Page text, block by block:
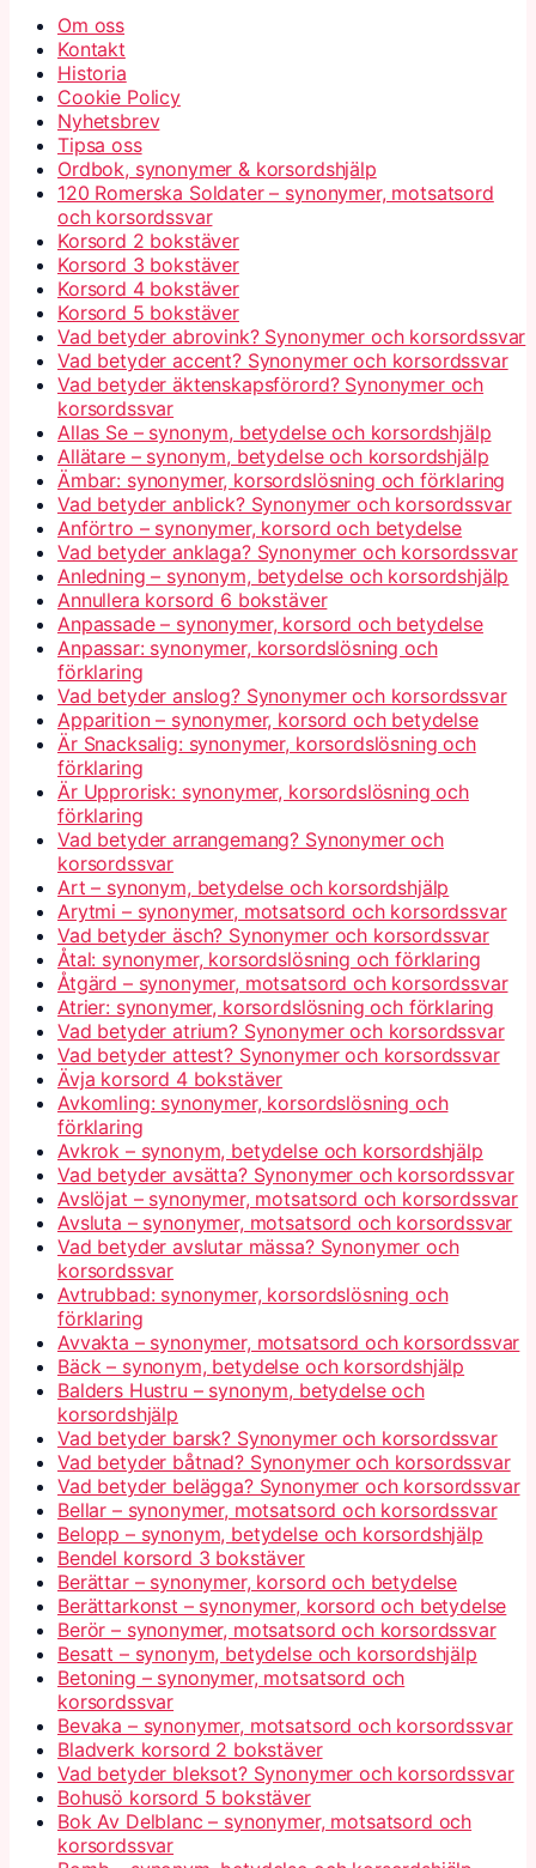
Om oss
Kontakt
Historia
Cookie Policy
Nyhetsbrev
Tipsa oss
Ordbok, synonymer & korsordshjälp
120 Romerska Soldater – synonymer, motsatsord
och korsordssvar
Korsord 2 bokstäver
Korsord 3 bokstäver
Korsord 4 bokstäver
Korsord 5 bokstäver
Vad betyder abrovink? Synonymer och korsordssvar
Vad betyder accent? Synonymer och korsordssvar
Vad betyder äktenskapsförord? Synonymer och
korsordssvar
Allas Se – synonym, betydelse och korsordshjälp
Allätare – synonym, betydelse och korsordshjälp
Ämbar: synonymer, korsordslösning och förklaring
Vad betyder anblick? Synonymer och korsordssvar
Anförtro – synonymer, korsord och betydelse
Vad betyder anklaga? Synonymer och korsordssvar
Anledning – synonym, betydelse och korsordshjälp
Annullera korsord 6 bokstäver
Anpassade – synonymer, korsord och betydelse
Anpassar: synonymer, korsordslösning och
förklaring
Vad betyder anslog? Synonymer och korsordssvar
Apparition – synonymer, korsord och betydelse
Är Snacksalig: synonymer, korsordslösning och
förklaring
Är Upprorisk: synonymer, korsordslösning och
förklaring
Vad betyder arrangemang? Synonymer och
korsordssvar
Art – synonym, betydelse och korsordshjälp
Arytmi – synonymer, motsatsord och korsordssvar
Vad betyder äsch? Synonymer och korsordssvar
Åtal: synonymer, korsordslösning och förklaring
Åtgärd – synonymer, motsatsord och korsordssvar
Atrier: synonymer, korsordslösning och förklaring
Vad betyder atrium? Synonymer och korsordssvar
Vad betyder attest? Synonymer och korsordssvar
Ävja korsord 4 bokstäver
Avkomling: synonymer, korsordslösning och
förklaring
Avkrok – synonym, betydelse och korsordshjälp
Vad betyder avsätta? Synonymer och korsordssvar
Avslöjat – synonymer, motsatsord och korsordssvar
Avsluta – synonymer, motsatsord och korsordssvar
Vad betyder avslutar mässa? Synonymer och
korsordssvar
Avtrubbad: synonymer, korsordslösning och
förklaring
Avvakta – synonymer, motsatsord och korsordssvar
Bäck – synonym, betydelse och korsordshjälp
Balders Hustru – synonym, betydelse och
korsordshjälp
Vad betyder barsk? Synonymer och korsordssvar
Vad betyder båtnad? Synonymer och korsordssvar
Vad betyder belägga? Synonymer och korsordssvar
Bellar – synonymer, motsatsord och korsordssvar
Belopp – synonym, betydelse och korsordshjälp
Bendel korsord 3 bokstäver
Berättar – synonymer, korsord och betydelse
Berättarkonst – synonymer, korsord och betydelse
Berör – synonymer, motsatsord och korsordssvar
Besatt – synonym, betydelse och korsordshjälp
Betoning – synonymer, motsatsord och
korsordssvar
Bevaka – synonymer, motsatsord och korsordssvar
Bladverk korsord 2 bokstäver
Vad betyder bleksot? Synonymer och korsordssvar
Bohusö korsord 5 bokstäver
Bok Av Delblanc – synonymer, motsatsord och
korsordssvar